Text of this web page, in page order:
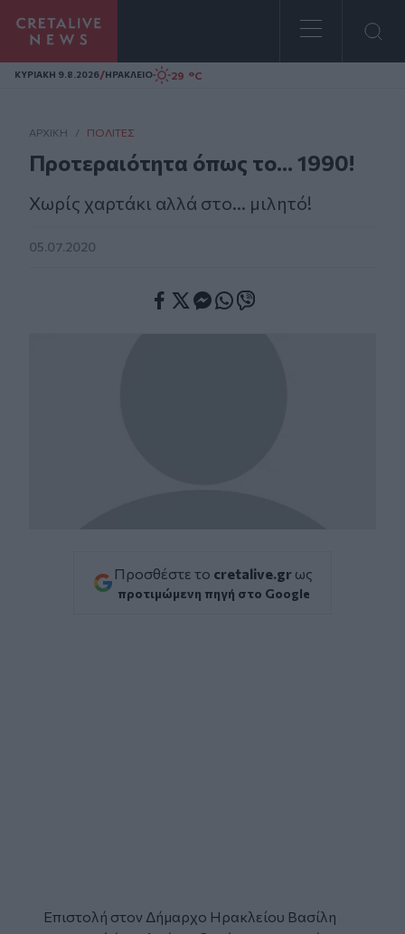
Homepage
ΚΥΡΙΑΚΗ 9.8.2026/ΗΡΑΚΛΕΙΟ 29 °C
ΑΡΧΙΚΗ / ΠΟΛΊΤΕΣ
Προτεραιότητα όπως το... 1990!
Χωρίς χαρτάκι αλλά στο... μιλητό!
05.07.2020
Προσθέστε το cretalive.gr ως
προτιμώμενη πηγή στο Google
Επιστολή στον Δήμαρχο Ηρακλείου Βασίλη